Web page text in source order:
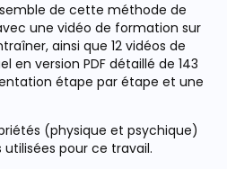
de cette méthode de
une vidéo de formation sur
ainsi que 12 vidéos de
en version PDF détaillé de 143
étape par étape et une
(physique et psychique)
utilisées pour ce travail.